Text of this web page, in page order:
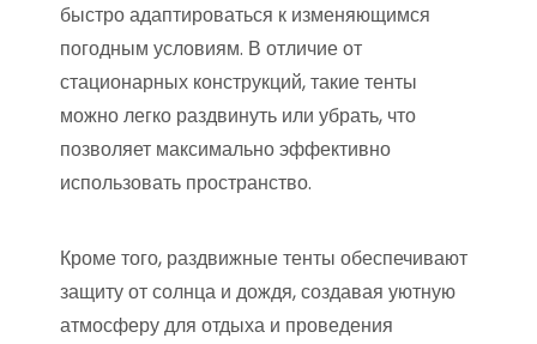
быстро адаптироваться к изменяющимся
погодным условиям. В отличие от
стационарных конструкций, такие тенты
можно легко раздвинуть или убрать, что
позволяет максимально эффективно
использовать пространство.
Кроме того, раздвижные тенты обеспечивают
защиту от солнца и дождя, создавая уютную
атмосферу для отдыха и проведения